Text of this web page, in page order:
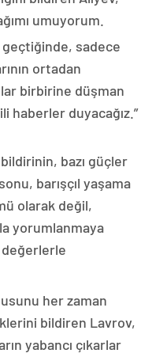
umuyorum.
geçtiğinde, sadece
ortadan
birbirine düşman
haberler duyacağız.”
bazı güçler
barışçıl yaşama
olarak değil,
yorumlanmaya
değerlerle
her zaman
bildiren Lavrov,
yabancı çıkarlar